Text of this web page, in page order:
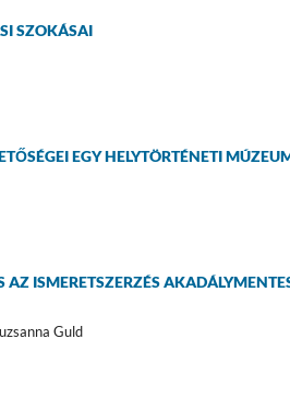
SZOKÁSAI
EGY HELYTÖRTÉNETI
AZ ISMERETSZERZÉS
Guld